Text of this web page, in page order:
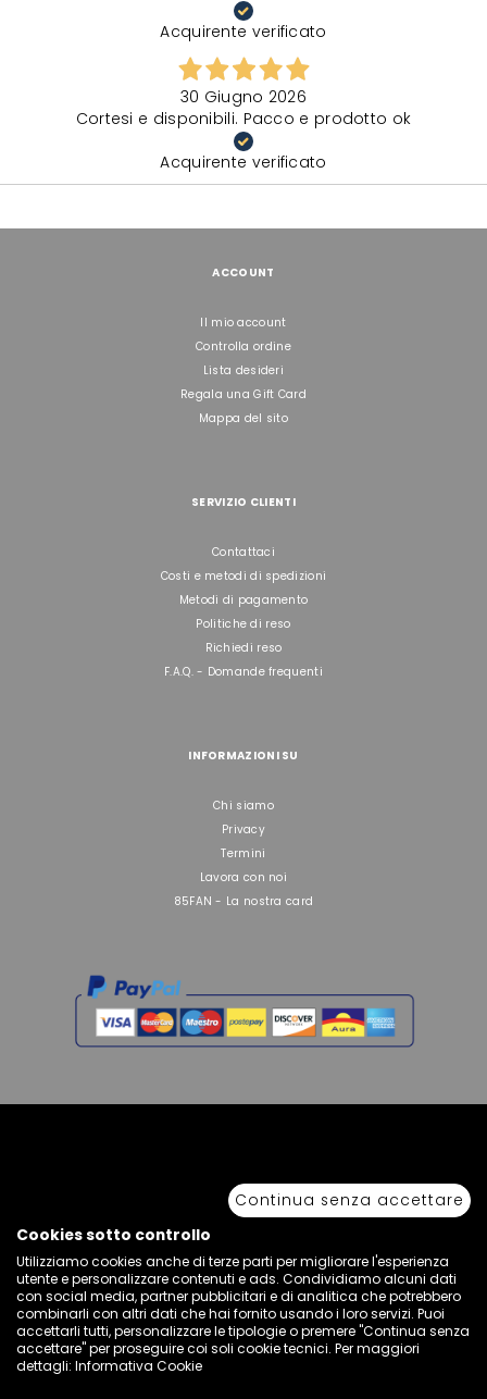
Acquirente verificato
30 Giugno 2026
Cortesi e disponibili. Pacco e prodotto ok
Acquirente verificato
ACCOUNT
Il mio account
Controlla ordine
Lista desideri
Regala una Gift Card
Mappa del sito
SERVIZIO CLIENTI
Contattaci
Costi e metodi di spedizioni
Metodi di pagamento
Politiche di reso
Richiedi reso
F.A.Q. - Domande frequenti
INFORMAZIONI SU
Chi siamo
Privacy
Termini
Lavora con noi
85FAN - La nostra card
anche parziale.
Via Piave Km 68,600 • 04100 Latina, Italia | P.IVA 01222400598 • N° REA LT -
77855
Continua senza accettare
Cookies sotto controllo
Utilizziamo cookies anche di terze parti per migliorare l'esperienza
utente e personalizzare contenuti e ads. Condividiamo alcuni dati
con social media, partner pubblicitari e di analitica che potrebbero
combinarli con altri dati che hai fornito usando i loro servizi. Puoi
accettarli tutti, personalizzare le tipologie o premere "Continua senza
accettare" per proseguire coi soli cookie tecnici. Per maggiori
dettagli: Informativa Cookie